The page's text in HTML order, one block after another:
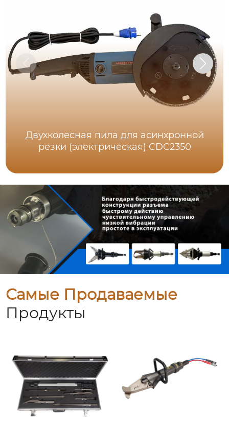
Двухколесная пила для асинхронной
резки (электрическая) CDC2350
Самые Продаваемые
Продукты